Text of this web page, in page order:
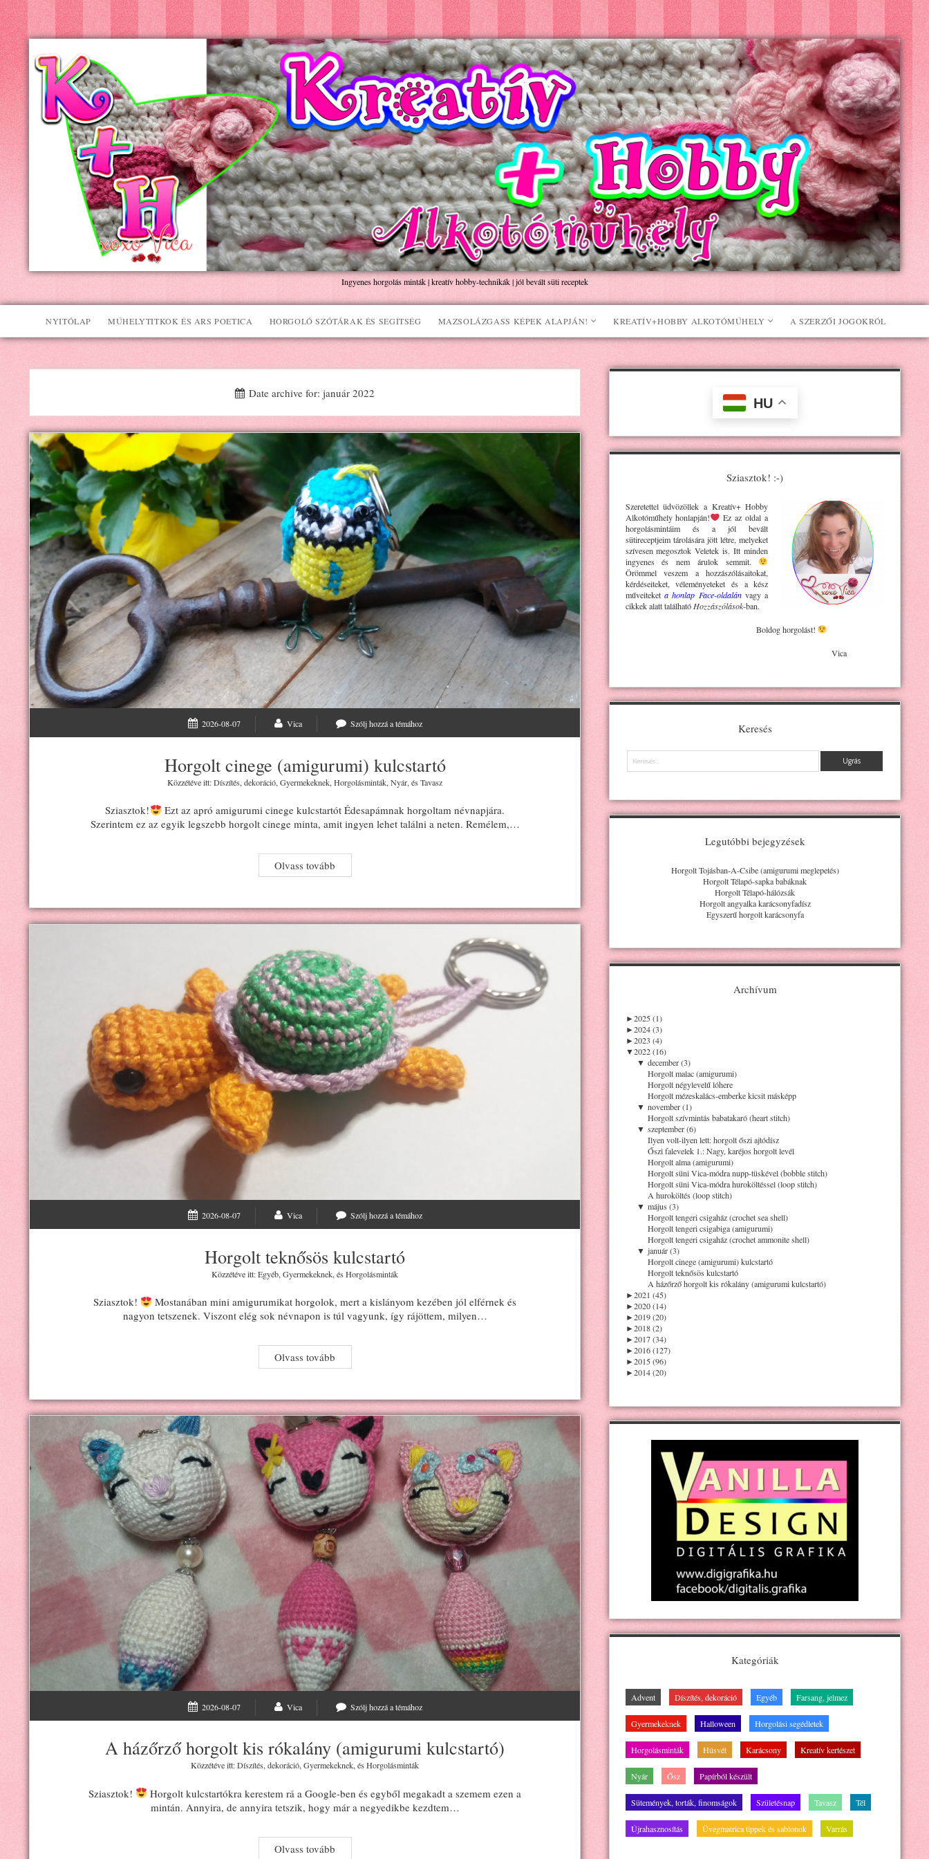
Kreatív+Hobby
Alkotóműhely
Ingyenes horgolás minták | kreatív hobby-technikák | jól bevált süti receptek
NYITÓLAP MŰHELYTITKOK ÉS ARS POETICA HORGOLÓ SZÓTÁRAK ÉS SEGÍTSÉG MAZSOLÁZGASS KÉPEK ALAPJÁN! KREATÍV+HOBBY ALKOTÓMŰHELY A SZERZŐI JOGOKRÓL
Date archive for: január 2022
2026-08-07 Vica Szólj hozzá a témához
Horgolt cinege (amigurumi) kulcstartó
Közzétéve itt:Díszítés, dekoráció, Gyermekeknek, Horgolásminták, Nyár, ésTavasz
Sziasztok!
Ezt az apró amigurumi cinege kulcstartót Édesapámnak horgoltam névnapjára.
Szerintem ez az egyik legszebb horgolt cinege minta, amit ingyen lehet találni a neten. Remélem,…
Olvass tovább
cinege
kulcstartó
2026-08-07 Vica Szólj hozzá a témához
Horgolt teknősös kulcstartó
Közzétéve itt:Egyéb, Gyermekeknek, ésHorgolásminták
Sziasztok!
Mostanában mini amigurumikat horgolok, mert a kislányom kezében jól elférnek és
nagyon tetszenek. Viszont elég sok névnapon is túl vagyunk, így rájöttem, milyen…
Olvass tovább
teknősös
2026-08-07 Vica Szólj hozzá a témához
A házőrző horgolt kis rókalány (amigurumi kulcstartó)
Közzétéve itt:Díszítés, dekoráció,Gyermekeknek, ésHorgolásminták
Sziasztok!
Horgolt kulcstartókra kerestem rá a Google-ben és egyből megakadt a szemem ezen a
mintán. Annyira, de annyira tetszik, hogy már a negyedikbe kezdtem…
Olvass tovább
HU
Sziasztok! :-)
Szeretettel üdvözöllek a Kreatív+ Hobby
Alkotóműhelyhonlapján!
Ez az oldal a
horgolásmintáim és a jól bevált
sütireceptjeim tárolására jött létre, melyeket
szívesen megosztok Veletek is. Itt minden
ingyenes és nem árulok semmit.
Örömmel veszem a hozzászólásaitokat,
kérdéseiteket, véleményeteket és a kész
műveiteket a honlap Face-oldalánvagy a
cikkek alatt található Hozzászólások-ban.
Boldog horgolást!
Vica
Keresés
Keresés
Legutóbbi bejegyzések
Horgolt Tojásban-A-Csibe (amigurumi meglepetés)
Horgolt Télapó-sapka babáknak
Horgolt Télapó-hálózsák
Horgolt angyalka karácsonyfadísz
Egyszerű horgolt karácsonyfa
Archívum
►2025 (1)
►2024 (3)
►2023 (4)
▼2022 (16)
▼ december (3)
Horgolt malac (amigurumi)
Horgolt négylevelű lóhere
Horgolt mézeskalács-emberke kicsit másképp
▼ november (1)
Horgolt szívmintás babatakaró (heart stitch)
▼ szeptember (6)
Ilyen volt-ilyen lett: horgolt őszi ajtódísz
Őszi falevelek 1.: Nagy, karéjos horgolt levél
Horgolt alma (amigurumi)
Horgolt süni Vica-módra nupp-tüskével (bobble stitch)
Horgolt süni Vica-módra huroköltéssel (loop stitch)
A huroköltés (loop stitch)
▼ május (3)
Horgolt tengeri csigaház (crochet sea shell)
Horgolt tengeri csigabiga (amigurumi)
Horgolt tengeri csigaház (crochet ammonite shell)
▼ január (3)
Horgolt cinege (amigurumi) kulcstartó
Horgolt teknősös kulcstartó
A házőrző horgolt kis rókalány (amigurumi kulcstartó)
►2021 (45)
►2020 (14)
►2019 (20)
►2018 (2)
►2017 (34)
►2016 (127)
►2015 (96)
►2014 (20)
Kategóriák
Advent Díszítés, dekoráció Egyéb Farsang, jelmez
Gyermekeknek Halloween Horgolási segédletek
Horgolásminták Húsvét Karácsony Kreatív kertészet
Nyár Ősz Papírból készült
Sütemények, torták, finomságok Születésnap Tavasz Tél
Újrahasznosítás Üvegmatrica tippek és sablonok Varrás